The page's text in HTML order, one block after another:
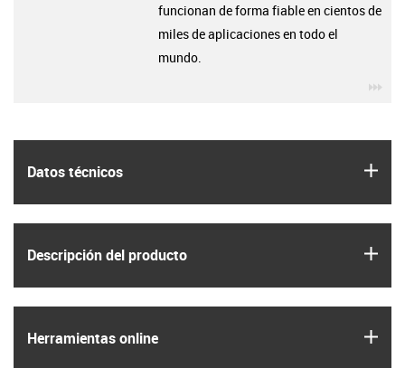
Datos técnicos
Descripción del producto
Herramientas online
funcionan de forma fiable en cientos de
miles de aplicaciones en todo el
mundo.